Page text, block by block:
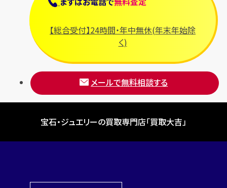
【総合受付】24時間・年中無休(年末年始除
く)
メールで無料相談する
宝石・ジュエリーの買取専門店「買取大吉」